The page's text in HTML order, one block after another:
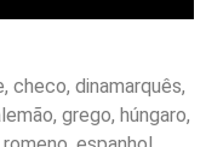
checo, dinamarquês,
grego, húngaro,